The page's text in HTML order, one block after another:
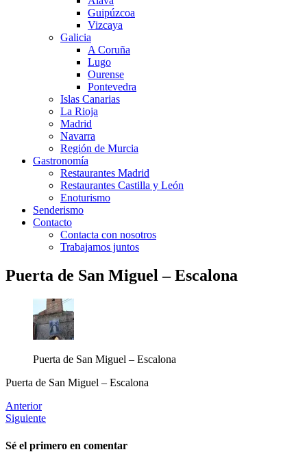
Guipúzcoa
Vizcaya
Galicia
A Coruña
Lugo
Ourense
Pontevedra
Islas Canarias
La Rioja
Madrid
Navarra
Región de Murcia
Gastronomía
Restaurantes Madrid
Restaurantes Castilla y León
Enoturismo
Senderismo
Contacto
Contacta con nosotros
Trabajamos juntos
Puerta de San Miguel – Escalona
Puerta de San Miguel – Escalona
Puerta de San Miguel – Escalona
Anterior
Siguiente
Sé el primero en comentar